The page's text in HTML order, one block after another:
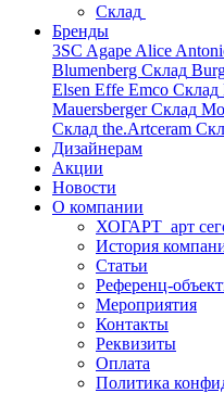
Склад
Бренды
3SC Agape Alice
Blumenberg Склад
Elsen Effe Emco Склад
MauersbergerСклад
Склад the.Artceram
Дизайнерам
Акции
Новости
О компании
ХОГАРТ_арт
История
Статьи
Референц-
Мероприятия
Контакты
Реквизиты
Оплата
Политика